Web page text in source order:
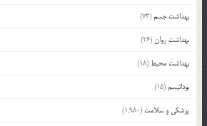
بهداشت جسم(73)
بهداشت روان(26)
بهداشت محیط (18)
بودائیسم(15)
پزشکی و سلامت (1,980)